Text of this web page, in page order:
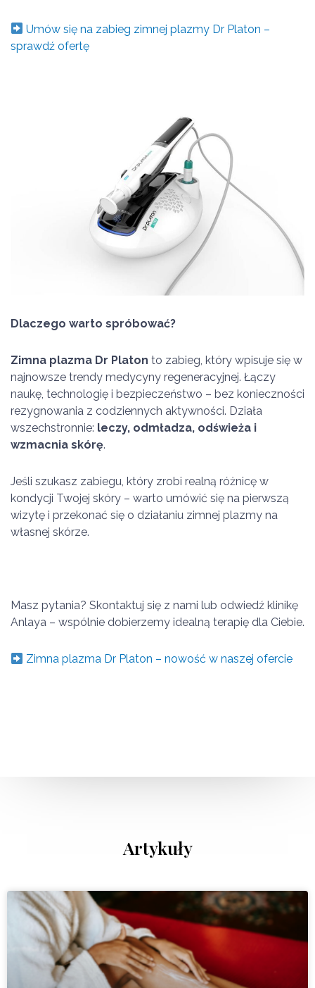
Umów się na zabieg zimnej plazmy Dr Platon –
sprawdź ofertę
Dlaczego warto spróbować?
Zimna plazma Dr Platon to zabieg, który wpisuje się w
najnowsze trendy medycyny regeneracyjnej. Łączy
naukę, technologię i bezpieczeństwo – bez konieczności
rezygnowania z codziennych aktywności. Działa
wszechstronnie: leczy, odmładza, odświeża i
wzmacnia skórę.
Jeśli szukasz zabiegu, który zrobi realną różnicę w
kondycji Twojej skóry – warto umówić się na pierwszą
wizytę i przekonać się o działaniu zimnej plazmy na
własnej skórze.
Masz pytania? Skontaktuj się z nami lub odwiedź klinikę
Anlaya – wspólnie dobierzemy idealną terapię dla Ciebie.
Zimna plazma Dr Platon – nowość w naszej ofercie
Artykuły